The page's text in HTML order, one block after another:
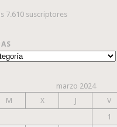
7.610 suscriptores
marzo 2024
M X J V
1